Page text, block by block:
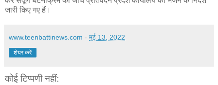
जारी किए गए हैं।
www.teenbattinews.com - मई 13, 2022
शेयर करें
कोई टिप्पणी नहीं: